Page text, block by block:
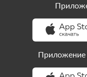
Приложение